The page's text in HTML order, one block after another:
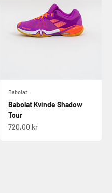
Babolat
Babolat Kvinde Shadow
Tour
Salgspris
720,00 kr